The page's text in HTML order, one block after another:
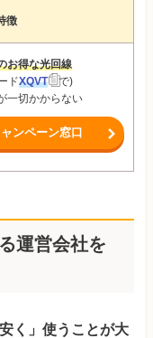
徴
お得な光回線
ドXQVT
で)
一切かからない
ンペーン窓口
運営会社を
く」使うことが大